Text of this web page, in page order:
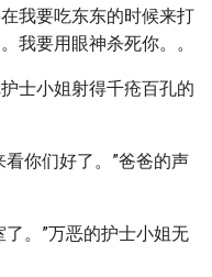
我要吃东东的时候来打
我要用眼神杀死你。。
士小姐射得千疮百孔的
你们好了。”爸爸的声
。”万恶的护士小姐无